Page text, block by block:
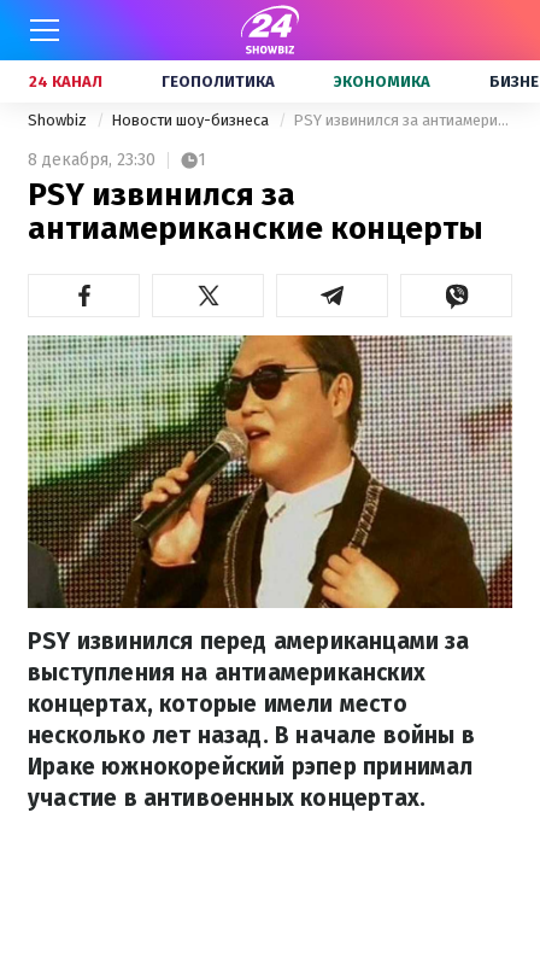
24 КАНАЛ ГЕОПОЛИТИКА ЭКОНОМИКА
Showbiz Новости шоу-бизнеса PSY извинился за антиамериканские концерты
8 декабря, 23:30 1
PSY извинился за
антиамериканские концерты
PSY извинился перед американцами за
выступления на антиамериканских
концертах, которые имели место
несколько лет назад. В начале войны в
Ираке южнокорейский рэпер принимал
участие в антивоенных концертах.